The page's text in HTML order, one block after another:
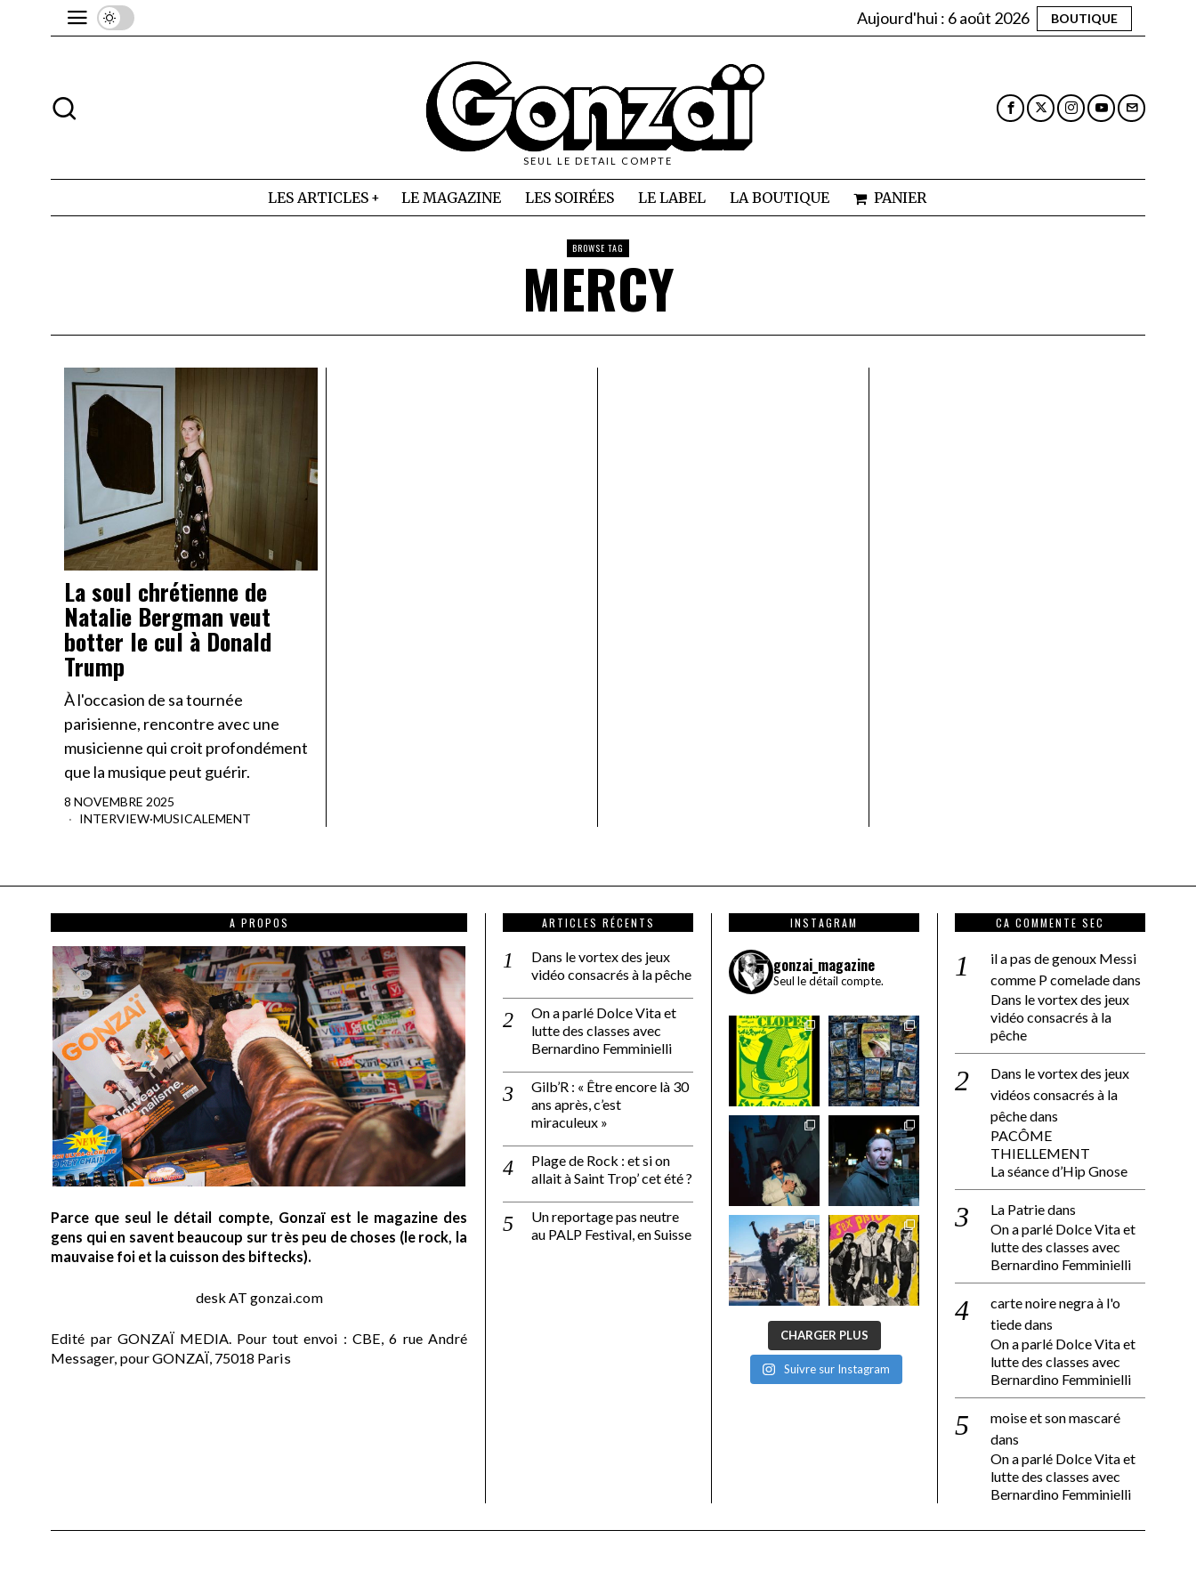
Aujourd'hui : 6 août 2026 BOUTIQUE
SEUL LE DETAIL COMPTE
LES ARTICLES LE MAGAZINE LES SOIRÉES LE LABEL LA BOUTIQUE PANIER
BROWSE TAG
MERCY
La soul chrétienne de
Natalie Bergman veut
botter le cul à Donald
Trump
À l'occasion de sa tournée
parisienne, rencontre avec une
musicienne qui croit profondément
que la musique peut guérir.
8 NOVEMBRE 2025
INTERVIEW·MUSICALEMENT
A PROPOS
Parce que seul le détail compte, Gonzaï est le magazine des
gens qui en savent beaucoup sur très peu de choses (le rock, la
mauvaise foi et la cuisson des biftecks).
desk AT gonzai.com
Edité par GONZAÏ MEDIA. Pour tout envoi : CBE, 6 rue André
Messager, pour GONZAÏ, 75018 Paris
ARTICLES RÉCENTS
Dans le vortex des jeux
vidéo consacrés à la pêche
On a parlé Dolce Vita et
lutte des classes avec
Bernardino Femminielli
Gilb’R : « Être encore là 30
ans après, c’est
miraculeux »
Plage de Rock : et si on
allait à Saint Trop’ cet été ?
Un reportage pas neutre
au PALP Festival, en Suisse
INSTAGRAM
gonzai_magazine
Seul le détail compte.
CHARGER PLUS
Suivre sur Instagram
CA COMMENTE SEC
il a pas de genoux Messi
comme P comeladedans
Dans le vortex des jeux
vidéo consacrés à la
pêche
Dans le vortex des jeux
vidéos consacrés à la
pêchedans
PACÔME
THIELLEMENT
La séance d’Hip Gnose
La Patriedans
On a parlé Dolce Vita et
lutte des classes avec
Bernardino Femminielli
carte noire negra à l'o
tiededans
On a parlé Dolce Vita et
lutte des classes avec
Bernardino Femminielli
moise et son mascaré
dans
On a parlé Dolce Vita et
lutte des classes avec
Bernardino Femminielli